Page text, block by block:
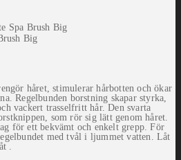
håret, stimulerar hårbotten och ökar
Regelbunden borstning skapar styrka,
vackert trasselfritt hår. Den svarta
som rör sig lätt genom håret.
för ett bekvämt och enkelt grepp. För
med tvål i ljummet vatten. Låt
.